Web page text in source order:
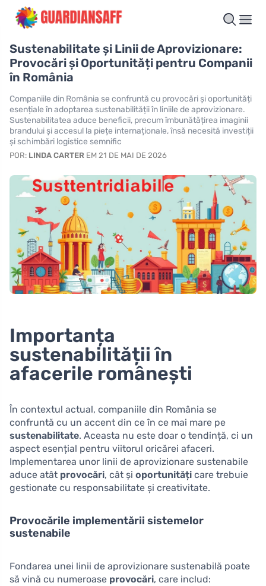
Sustenabilitate și Linii de Aprovizionare:
Provocări și Oportunități pentru Companii
în România
Companiile din România se confruntă cu provocări și oportunități
esențiale în adoptarea sustenabilității în liniile de aprovizionare.
Sustenabilitatea aduce beneficii, precum îmbunătățirea imaginii
brandului și accesul la piețe internaționale, însă necesită investiții
și schimbări logistice semnific
POR: LINDA CARTER EM 21 DE MAI DE 2026
Importanța
sustenabilității în
afacerile românești
În contextul actual, companiile din România se
confruntă cu un accent din ce în ce mai mare pe
sustenabilitate. Aceasta nu este doar o tendință, ci un
aspect esențial pentru viitorul oricărei afaceri.
Implementarea unor linii de aprovizionare sustenabile
aduce atât provocări, cât și oportunități care trebuie
gestionate cu responsabilitate și creativitate.
Provocările implementării sistemelor
sustenabile
Fondarea unei linii de aprovizionare sustenabilă poate
să vină cu numeroase provocări, care includ: